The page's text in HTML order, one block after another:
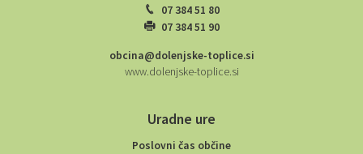
07 384 51 80
07 384 51 90
obcina@dolenjske-toplice.si
www.dolenjske-toplice.si
Uradne ure
Poslovni čas občine